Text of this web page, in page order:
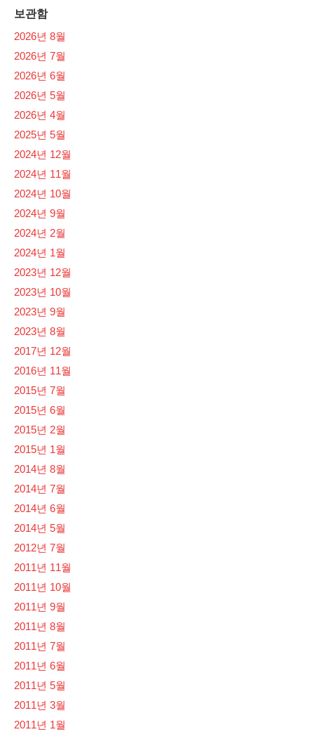
보관함
2026년 8월
2026년 7월
2026년 6월
2026년 5월
2026년 4월
2025년 5월
2024년 12월
2024년 11월
2024년 10월
2024년 9월
2024년 2월
2024년 1월
2023년 12월
2023년 10월
2023년 9월
2023년 8월
2017년 12월
2016년 11월
2015년 7월
2015년 6월
2015년 2월
2015년 1월
2014년 8월
2014년 7월
2014년 6월
2014년 5월
2012년 7월
2011년 11월
2011년 10월
2011년 9월
2011년 8월
2011년 7월
2011년 6월
2011년 5월
2011년 3월
2011년 1월